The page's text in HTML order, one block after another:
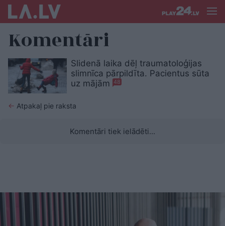
Komentāri
Slidenā laika dēļ traumatoloģijas
slimnīca pārpildīta. Pacientus sūta
uz mājām
48
← Atpakaļ pie raksta
Komentāri tiek ielādēti...